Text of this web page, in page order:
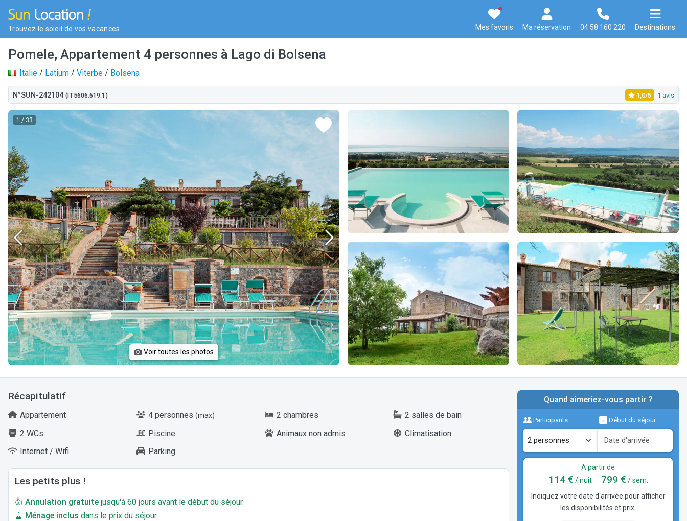
Trouvez le soleil de vos vacances Mes favoris Ma réservation 04 58 160 220 Destinations
Pomele, Appartement 4 personnes à Lago di Bolsena
Italie / Latium / Viterbe / Bolsena
N°SUN-242104 (IT5606.619.1) 1,0/5 1 avis
1 / 33
Voir toutes les photos
Récapitulatif
Appartement 4 personnes (max) 2 chambres
2 salles de bain
2 WCs
Piscine Animaux non admis
Climatisation
Internet / Wifi
Parking
Les petits plus !
👍 Annulation gratuite jusqu'à 60 jours avant le début du séjour.
🧹 Ménage inclus dans le prix du séjour.
Quand aimeriez-vous partir ?
Participants Début du séjour
A partir de
114 € / nuit 799 € / sem.
Indiquez votre date d'arrivée pour afficher
les disponibilités et prix.